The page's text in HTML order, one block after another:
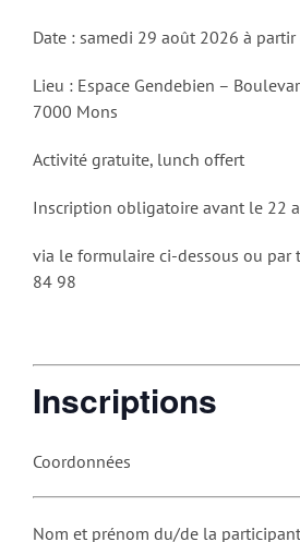
Date : samedi 29 août 2026 à partir
Lieu : Espace Gendebien –
7000 Mons
Activité gratuite, lunch offert
Inscription obligatoire avant le 22
via le formulaire ci-dessous ou
84 98
Inscriptions
Coordonnées
Nom et prénom du/de la